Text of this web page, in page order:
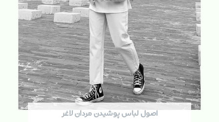
اصول لباس پوشیدن مردان لاغر